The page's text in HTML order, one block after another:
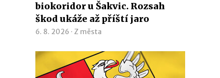
biokoridor u Šakvic. Rozsah
škod ukáže až příští jaro
6. 8. 2026 · Z města